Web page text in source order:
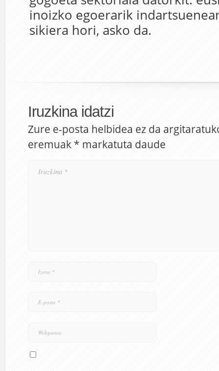
inoizko egoerarik
sikiera hori, asko da.
Iruzkina idatzi
Zure e-posta helbidea ez da
eremuak * markatuta daude